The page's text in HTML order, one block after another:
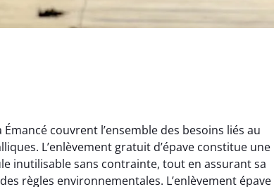
couvrent l’ensemble des besoins liés au
L’enlèvement gratuit d’épave constitue une
inutilisable sans contrainte, tout en assurant sa
règles environnementales. L’enlèvement épave